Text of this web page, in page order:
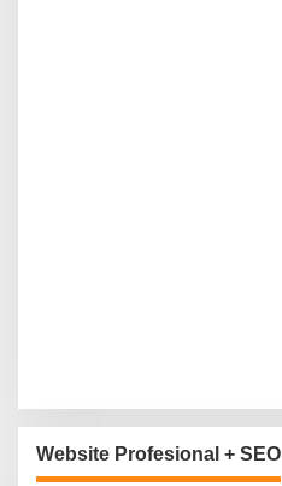
Website Profesional + SEO